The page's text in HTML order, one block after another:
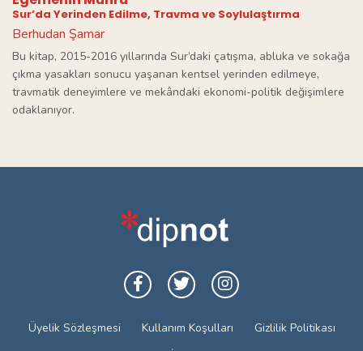
Sur’da Yerinden Edilme, Travma ve Soylulaştırma
Berhudan Şamar
Bu kitap, 2015-2016 yıllarında Sur’daki çatışma, abluka ve sokağa
çıkma yasakları sonucu yaşanan kentsel yerinden edilmeye,
travmatik deneyimlere ve mekândaki ekonomi-politik değişimlere
odaklanıyor.
Üyelik Sözleşmesi Kullanım Koşulları
Gizlilik Politikası